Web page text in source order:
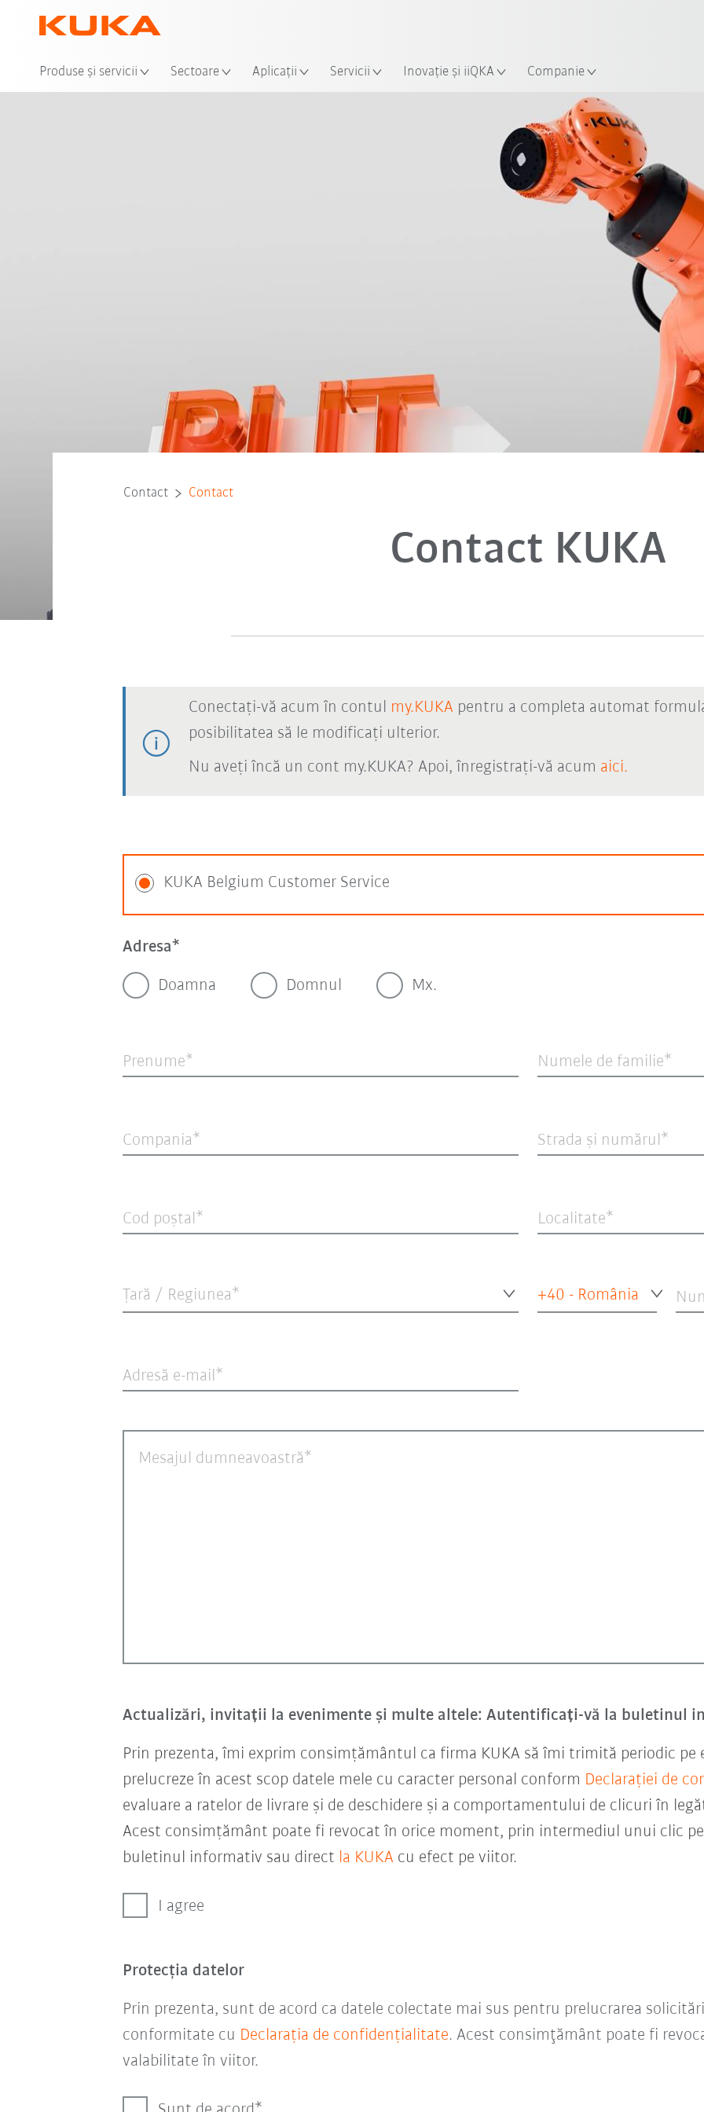
Produse şi servicii Sectoare Aplicații Servicii Inovație și iiQKA Companie
Contact Contact
Contact KUKA
Conectați-vă acum în contul my.KUKA pentru a completa automat
posibilitatea să le modificați ulterior.
Nu aveți încă un cont my.KUKA? Apoi, înregistrați-vă acum aici.
KUKA Belgium Customer Service
Adresa
Doamna Domnul Mx.
Prenume Numele de familie
Compania Strada şi numărul
Cod poștal Localitate
Țară / Regiunea* +40 - România
Adresă e-mail
Mesajul dumneavoastră
Actualizări, invitații la evenimente și multe altele: Autentificați-vă la buletinul
Prin prezenta, îmi exprim consimțământul ca firma KUKA să îmi trimită periodic
prelucreze în acest scop datele mele cu caracter personal conform Declarației de
evaluare a ratelor de livrare și de deschidere și a comportamentului de clicuri în
Acest consimțământ poate fi revocat în orice moment, prin intermediul unui clic
buletinul informativ sau direct la KUKA cu efect pe viitor.
I agree
Protecţia datelor
Prin prezenta, sunt de acord ca datele colectate mai sus pentru prelucrarea
conformitate cu Declarația de confidențialitate. Acest consimţământ poate fi
valabilitate în viitor.